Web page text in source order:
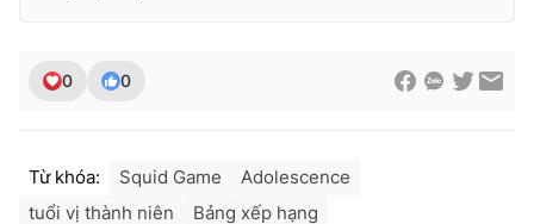
0 0
Từ khóa: Squid Game
Adolescence
tuổi vị thành niên
Bảng xếp hạng